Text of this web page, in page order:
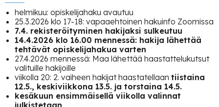
helmikuu: opiskelijahaku avautuu
25.3.2026 klo 17-18: vapaaehtoinen hakuinfo Zoomissa
7.4. rekisteröityminen hakijaksi sulkeutuu
14.4.2026 klo 16.00 mennessä: hakija lähettää
tehtävät opiskelijahakua varten
27.4.2026 mennessä: Maa lähettää haastattelukutsut
valituille hakijoille
viikolla 20: 2. vaiheen hakijat haastatellaan tiistaina
12.5., keskiviikkona 13.5. ja torstaina 14.5.
kesäkuun ensimmäisellä viikolla valinnat